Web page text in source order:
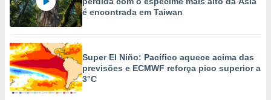
é encontrada em Taiwan
Super El Niño: Pacífico aquece acima das
previsões e ECMWF reforça pico superior a
3°C